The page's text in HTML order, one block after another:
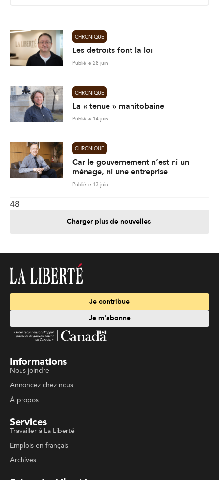
CHRONIQUE
Les détroits font la loi
Publié le 28 juin
CHRONIQUE
La « tenue » manitobaine
Publié le 14 juin
CHRONIQUE
Car le gouvernement n’est ni un
ménage, ni une entreprise
Publié le 13 juin
48
Charger plus de nouvelles
Je contribue
Je m'abonne
Informations
Nous joindre
Annoncez chez nous
À propos
Services
Travailler à La Liberté
Emplois en français
Archives